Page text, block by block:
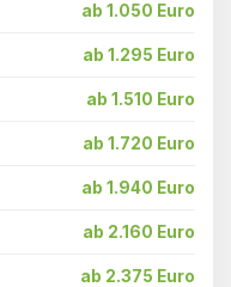
ab 1.050 Euro
ab 1.295 Euro
ab 1.510 Euro
ab 1.720 Euro
ab 1.940 Euro
ab 2.160 Euro
ab 2.375 Euro